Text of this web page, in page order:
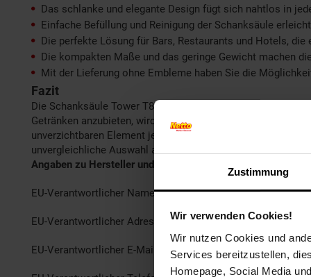
Zustimmung
Wir verwenden Cookies!
Wir nutzen Cookies und
Services bereitzustellen,
Homepage, Social Media
Das schlanke und elegante Design fügt sich nahtlos in
Einfache Befüllung und Reinigung der Schanksäule
Die perfekte Lösung für Bars, Restaurants und Hotels,
Die kompakten Maße und das geringe Gewicht machen
Mit der Lieferung ohne Embleme haben Sie die
Fazit
Die Schanksäule Tower T8 ist nicht nur eine Investition,
Getränken anzubieten, wird der Service auf ein neues
unverzichtbaren Element jeder Bar oder
unvergleichliche Auswahl an Getränken in höchster Qualität
Angaben zu Hersteller und EU verantwortlicher Person
EU-Verantwortlicher Name: Hr. Stanislav Maer
EU-Verantwortlicher Adresse: Lise-Meitner-Straße, 7, 30926,
EU-Verantwortlicher E-Mail: kundenservice@ich-zapfe.de